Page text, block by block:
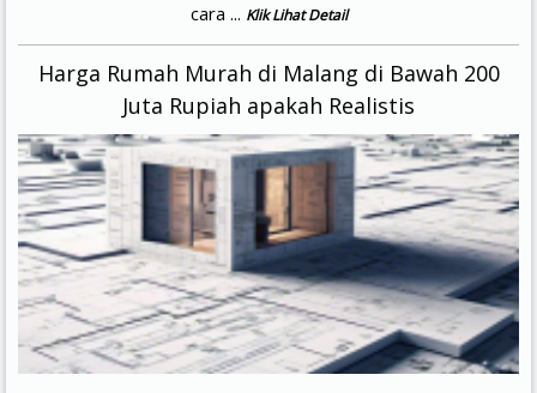
cara ... Klik Lihat Detail
Harga Rumah Murah di Malang di Bawah 200
Juta Rupiah apakah Realistis